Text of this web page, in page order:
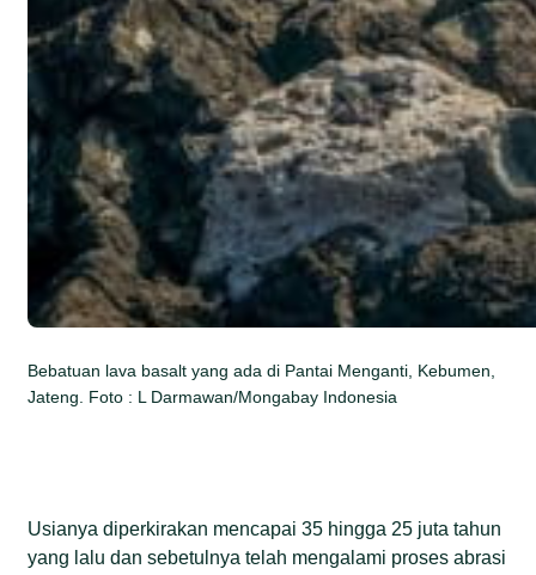
Bebatuan lava basalt yang ada di Pantai Menganti, Kebumen,
Jateng. Foto : L Darmawan/Mongabay Indonesia
Usianya diperkirakan mencapai 35 hingga 25 juta tahun
yang lalu dan sebetulnya telah mengalami proses abrasi